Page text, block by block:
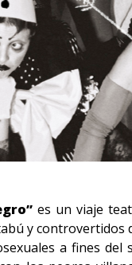
es un viaje
y controvertidos
a fines del